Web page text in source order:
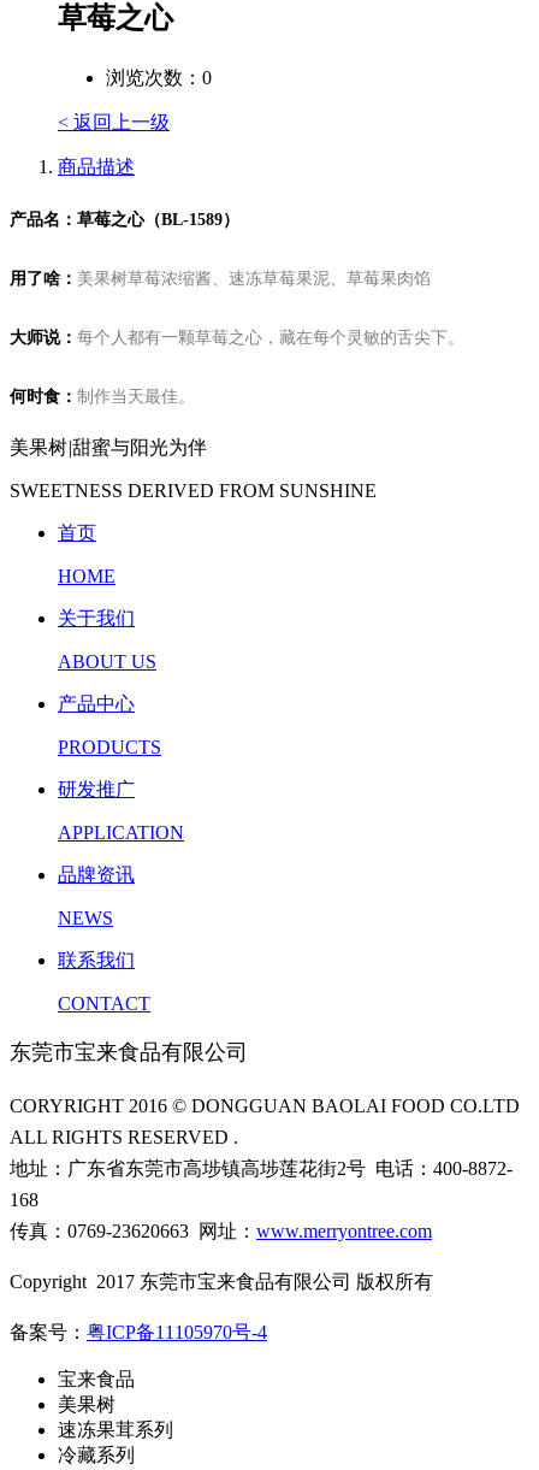
草莓之心
浏览次数： 0
< 返回上一级
商品描述
产品名：草莓之心（BL-1589）
用了啥： 美果树草莓浓缩酱、速冻草莓果泥、草莓果肉馅
大师说： 每个人都有一颗草莓之心，藏在每个灵敏的舌尖下。
何时食： 制作当天最佳。
美果树|甜蜜与阳光为伴
SWEETNESS DERIVED FROM SUNSHINE
首页
HOME
关于我们
ABOUT US
产品中心
PRODUCTS
研发推广
APPLICATION
品牌资讯
NEWS
联系我们
CONTACT
东莞市宝来食品有限公司
CORYRIGHT 2016 © DONGGUAN BAOLAI FOOD CO.LTD
ALL RIGHTS RESERVED .
地址：广东省东莞市高埗镇高埗莲花街2号 电话：400-8872-
168
传真：0769-23620663 网址： www.merryontree.com
Copyright 2017 东莞市宝来食品有限公司 版权所有
备案号： 粤ICP备11105970号-4
宝来食品
美果树
速冻果茸系列
冷藏系列